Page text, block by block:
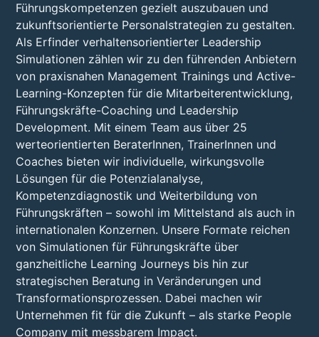
Führungskompetenzen gezielt auszubauen und
zukunftsorientierte Personalstrategien zu gestalten.
Als Erfinder verhaltensorientierter Leadership
Simulationen zählen wir zu den führenden Anbietern
von praxisnahen Management Trainings und Active-
Learning-Konzepten für die Mitarbeiterentwicklung,
Führungskräfte-Coaching und Leadership
Development. Mit einem Team aus über 25
werteorientierten BeraterInnen, TrainerInnen und
Coaches bieten wir individuelle, wirkungsvolle
Lösungen für die Potenzialanalyse,
Kompetenzdiagnostik und Weiterbildung von
Führungskräften – sowohl im Mittelstand als auch in
internationalen Konzernen. Unsere Formate reichen
von Simulationen für Führungskräfte über
ganzheitliche Learning Journeys bis hin zur
strategischen Beratung in Veränderungen und
Transformationsprozessen. Dabei machen wir
Unternehmen fit für die Zukunft – als starke People
Company mit messbarem Impact.